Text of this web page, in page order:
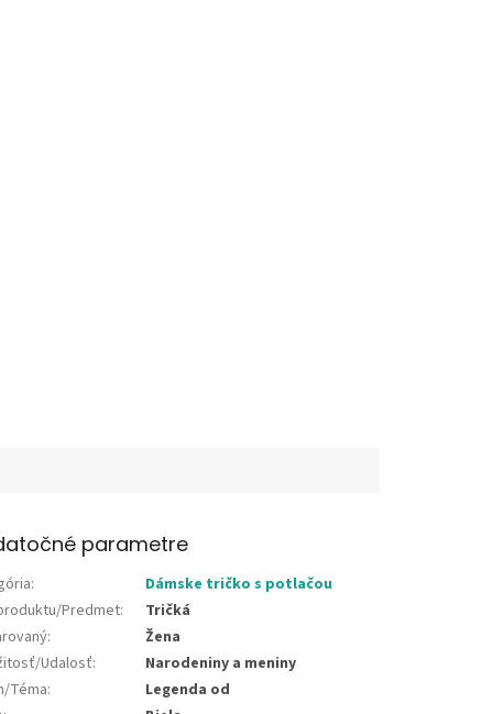
parametre
:
Dámske tričko s potlačou
Predmet:
Tričká
:
Žena
Udalosť:
Narodeniny a meniny
Téma:
Legenda od